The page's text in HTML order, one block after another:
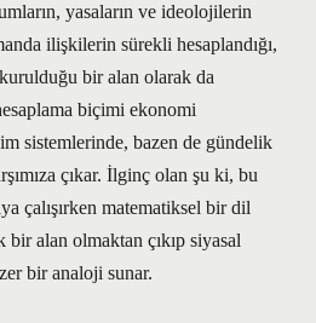
yasaların ve ideolojilerin
ilişkilerin sürekli hesaplandığı,
bir alan olarak da
biçimi ekonomi
sistemlerinde, bazen de gündelik
çıkar. İlginç olan şu ki, bu
çalışırken matematiksel bir dil
alan olmaktan çıkıp siyasal
bir analoji sunar.